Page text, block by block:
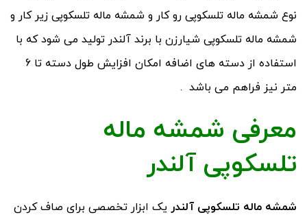
نوع شمشه ماله تلسکوپی رو کار و شمشه ماله تلسکوپی زیر کار و
شمشه ماله تلسکوپی شیارزن با برند آلندر تولید می شود که با
استفاده از دسته های اضافه امکان افزایش طول دسته تا 6
متر نیز فراهم می باشد .
معرفی شمشه ماله
تلسکوپی آلندر
شمشه ماله تلسکوپی آلندر یک ابزار تخصصی برای صاف کردن